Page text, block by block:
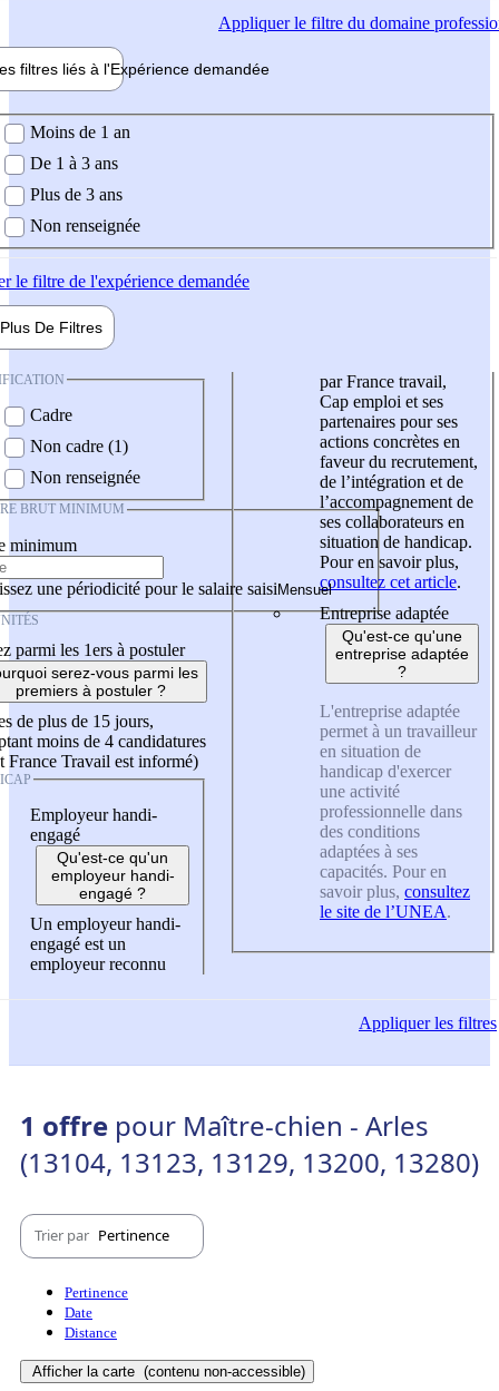
Appliquerle filtre du domaine
filtres liés à l'Expérience demandée
demandée
Moins de 1 an
De 1 à 3 ans
Plus de 3 ans
Non renseignée
le filtre de l'expérience demandée
Plus De Filtres
Cadre
Non cadre (1)
Non renseignée
BRUT MINIMUM
minimum
une périodicité pour le salaire saisi
parmi les 1ers à postuler
serez-vous parmi les
premiers à postuler ?
de plus de 15 jours,
moins de 4 candidatures
France Travail est informé)
Employeur handi-
engagé
Qu'est-ce qu'un
employeur handi-
engagé ?
Un employeur handi-
engagé est un
employeur reconnu
par France travail,
Cap emploi et ses
partenaires pour ses
actions concrètes en
faveur du recrutement,
de l’intégration et de
l’accompagnement de
ses collaborateurs en
situation de handicap.
Pour en savoir plus,
consultez cet article.
Entreprise adaptée
Qu'est-ce qu'une
entreprise adaptée
?
L'entreprise adaptée
permet à un travailleur
en situation de
handicap d'exercer
une activité
professionnelle dans
des conditions
adaptées à ses
capacités. Pour en
savoir plus, consultez
le site de l’UNEA.
Appliquerles filtres
1 offre pour Maître-chien - Arles
(13104, 13123, 13129, 13200, 13280)
Trier par Pertinence
Pertinence
Date
Distance
Afficher la carte (contenu non-accessible)